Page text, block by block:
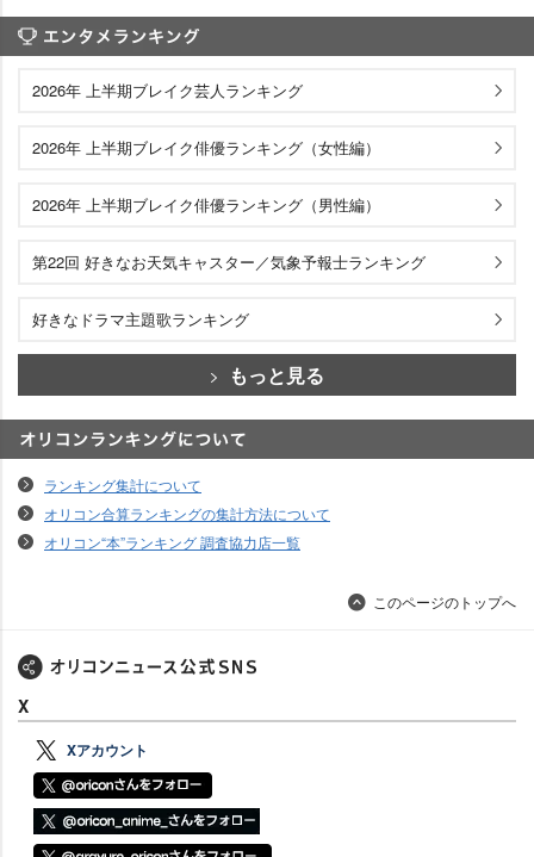
2026年 上半期ブレイク芸人ランキング
2026年 上半期ブレイク俳優ランキング（女性編）
2026年 上半期ブレイク俳優ランキング（男性編）
第22回 好きなお天気キャスター／気象予報士ランキング
好きなドラマ主題歌ランキング
もっと見る
ランキング集計について
オリコン合算ランキングの集計方法について
オリコン“本”ランキング 調査協力店一覧
このページのトップへ
X
Xアカウント